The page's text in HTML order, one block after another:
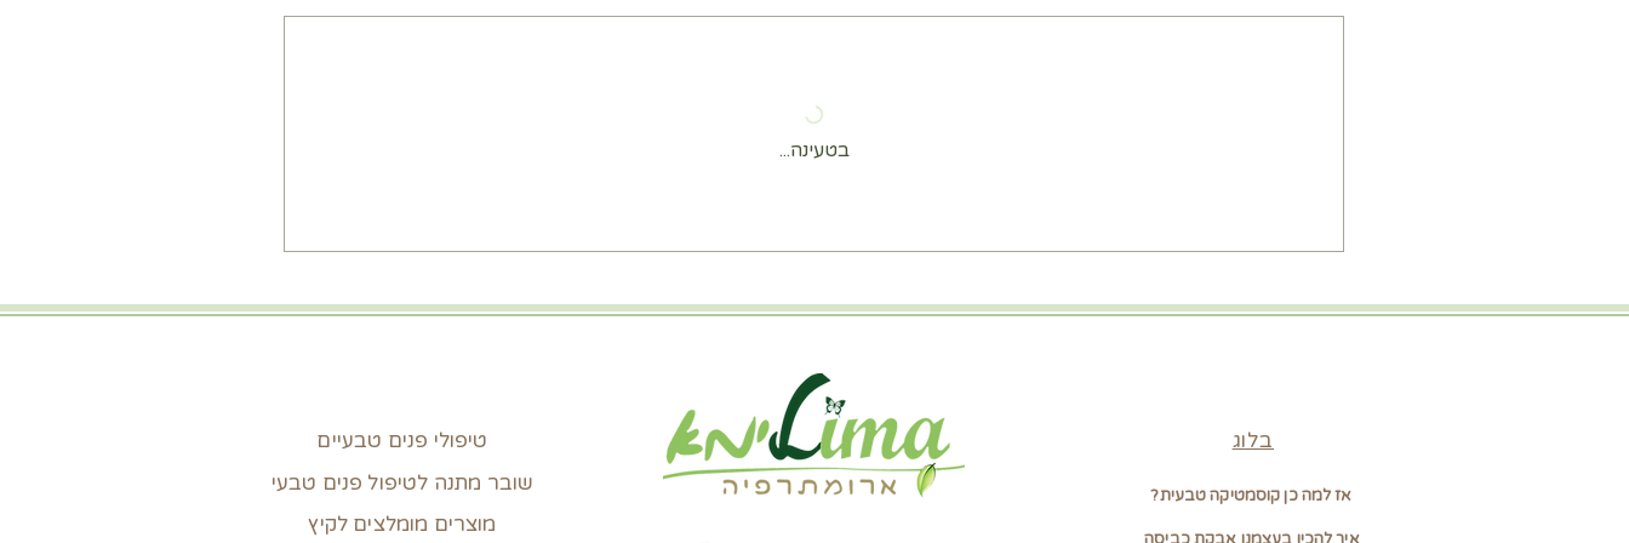
בטעינה...
טיפולי פנים טבעיים
שובר מתנה לטיפול פנים טבעי
מוצרים מומלצים לקיץ
בלוג
אז למה כן קוסמטיקה טבעית?
איך להכין בעצמנו אבקת כביסה